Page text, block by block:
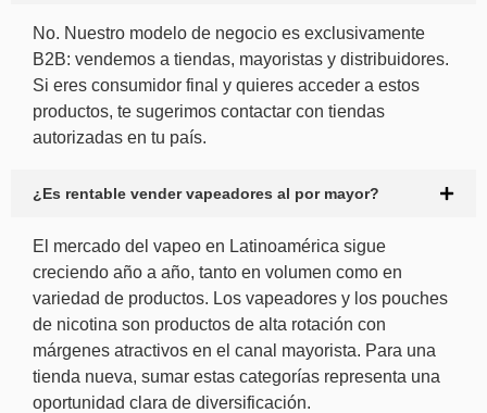
No. Nuestro modelo de negocio es exclusivamente
B2B: vendemos a tiendas, mayoristas y distribuidores.
Si eres consumidor final y quieres acceder a estos
productos, te sugerimos contactar con tiendas
autorizadas en tu país.
¿Es rentable vender vapeadores al por mayor?
El mercado del vapeo en Latinoamérica sigue
creciendo año a año, tanto en volumen como en
variedad de productos. Los vapeadores y los pouches
de nicotina son productos de alta rotación con
márgenes atractivos en el canal mayorista. Para una
tienda nueva, sumar estas categorías representa una
oportunidad clara de diversificación.